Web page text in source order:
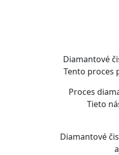
Diamantové
Tento proces
Proces
Tieto
Diamantové